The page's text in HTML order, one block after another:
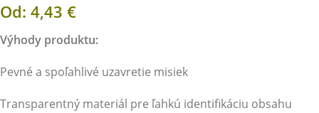
Od: 4,43 €
Výhody produktu:
Pevné a spoľahlivé uzavretie misiek
Transparentný materiál pre ľahkú identifikáciu obsahu